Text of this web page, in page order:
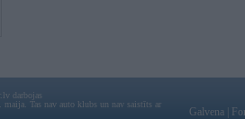
darbojas
maija. Tas nav auto klubs un nav saistīts ar
Galvena